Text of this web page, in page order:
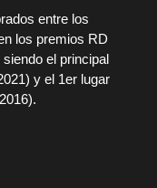
entre los
los premios RD
el principal
y el 1er lugar